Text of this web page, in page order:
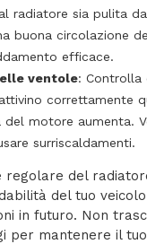
radiatore sia pulita
buona circolazione
efficace.
ventole: Controlla
correttamente
del motore aumenta.
surriscaldamenti.
regolare del
del tuo
in futuro. Non
per mantenere il